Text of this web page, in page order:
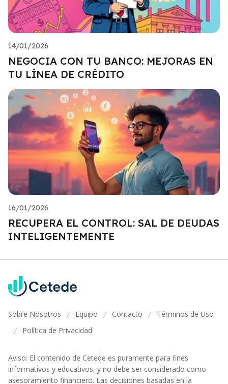
14/01/2026
NEGOCIA CON TU BANCO: MEJORAS EN
TU LÍNEA DE CRÉDITO
16/01/2026
RECUPERA EL CONTROL: SAL DE DEUDAS
INTELIGENTEMENTE
Sobre Nosotros / Equipo / Contacto / Términos de Uso
/ Política de Privacidad
Aviso: El contenido de Cetede es puramente para fines
informativos y educativos, y no debe ser considerado como
asesoramiento financiero. Las decisiones basadas en la